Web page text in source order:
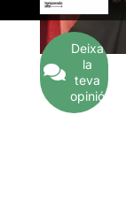
Deixa
la
teva
opinió